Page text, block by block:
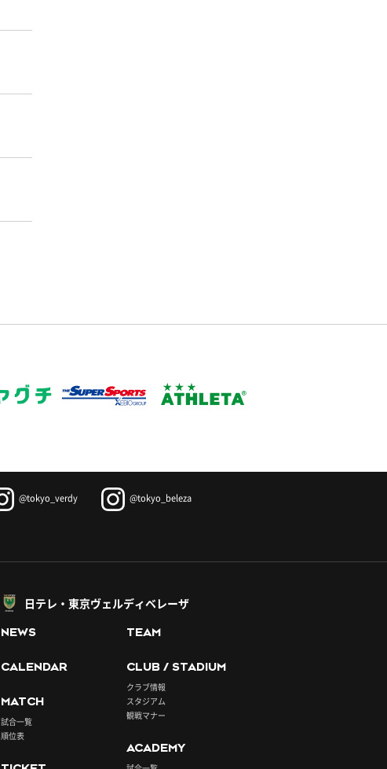
@tokyo_verdy @tokyo_beleza
日テレ・東京ヴェルディベレーザ
NEWS
CALENDAR
MATCH
試合一覧
順位表
TEAM
CLUB / STADIUM
クラブ情報
スタジアム
観戦マナー
ACADEMY